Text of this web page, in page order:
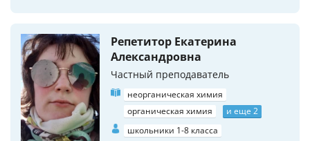
Репетитор Екатерина
Александровна
Частный преподаватель
неорганическая химия
органическая химия
и еще 2
школьники 1-8 класса